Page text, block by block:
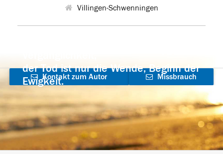
Villingen-Schwenningen
der Tod ist nur die Wende, Beginn der
Ewigkeit.
Kontakt zum Autor
aufnehmen
Missbrauch